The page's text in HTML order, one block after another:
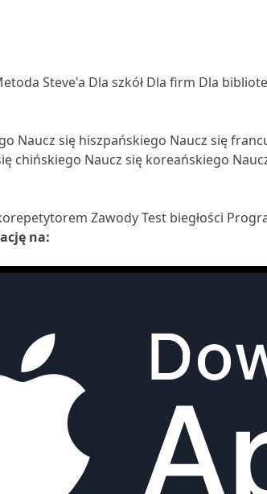
Steve'a Dla szkół Dla firm Dla
Naucz się hiszpańskiego Naucz się
chińskiego Naucz się koreańskiego
ZawodyTest biegłości
na: